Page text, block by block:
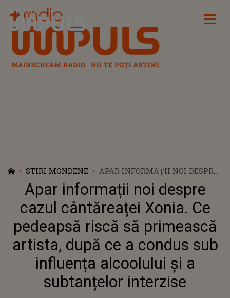
Radio Impuls
STIRI MONDENE
APAR INFORMAȚII NOI DESPRE
CAZUL CÂNTĂREAȚEI XONIA. CE
PEDEAPSĂ RISCĂ SĂ
PRIMEASCĂ ARTISTA, DUPĂ CE
A CONDUS SUB INFLUENȚA
ALCOOLULUI ȘI A
SUBTANȚELOR INTERZISE
Apar informații noi despre
cazul cântăreaței Xonia. Ce
pedeapsă riscă să primească
artista, după ce a condus sub
influența alcoolului și a
subtanțelor interzise